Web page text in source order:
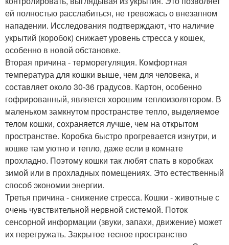
ей полностью расслабиться, не тревожась о внезапном
нападении. Исследования подтверждают, что наличие
укрытий (коробок) снижает уровень стресса у кошек,
особенно в новой обстановке.
Вторая причина - терморегуляция. Комфортная
температура для кошки выше, чем для человека, и
составляет около 30-36 градусов. Картон, особенно
гофрированный, является хорошим теплоизолятором. В
маленьком замкнутом пространстве тепло, выделяемое
телом кошки, сохраняется лучше, чем на открытом
пространстве. Коробка быстро прогревается изнутри, и
кошке там уютно и тепло, даже если в комнате
прохладно. Поэтому кошки так любят спать в коробках
зимой или в прохладных помещениях. Это естественный
способ экономии энергии.
Третья причина - снижение стресса. Кошки - животные с
очень чувствительной нервной системой. Поток
сенсорной информации (звуки, запахи, движение) может
их перегружать. Закрытое тесное пространство